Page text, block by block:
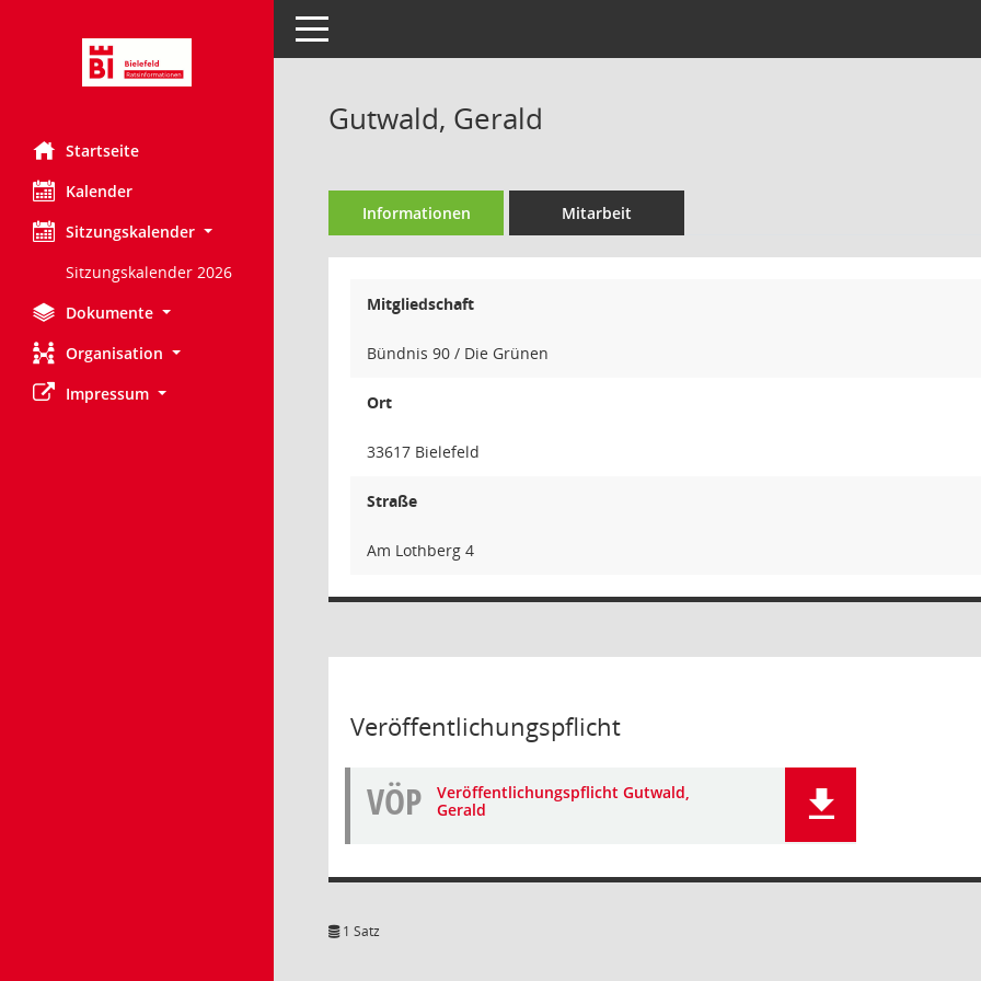
Startseite
Kalender
Sitzungskalender
Sitzungskalender 2026
Dokumente
Organisation
Impressum
Toggle navigation
Gutwald, Gerald
Informationen Mitarbeit
Mitgliedschaft
Bündnis 90 / Die Grünen
Ort
33617 Bielefeld
Straße
Am Lothberg 4
Veröffentlichungspflicht
VÖP
Veröffentlichungspflicht Gutwald,
Gerald
1 Satz